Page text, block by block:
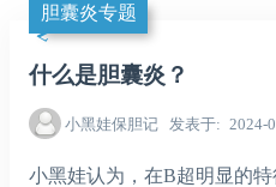
胆囊炎专题
什么是胆囊炎？
小黑娃保胆记 发表于 2024-
小黑娃认为，在B超明显的